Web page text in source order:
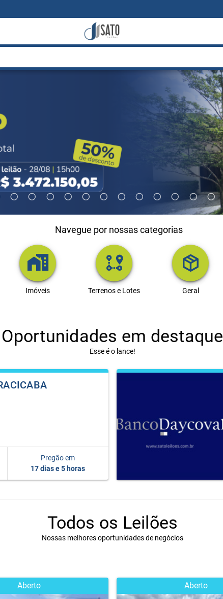
Navegue por nossas categorias
Imóveis Terrenos e Lotes Geral
Oportunidades em destaque
Esse é o lance!
Pregão em
17 dias e 5 horas
Todos os Leilões
Nossas melhores oportunidades de negócios
Aberto Aberto